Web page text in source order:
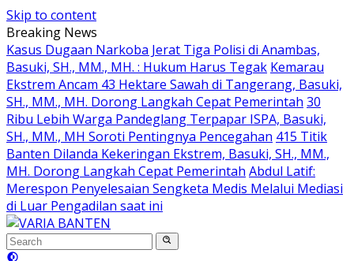
Skip to content
Breaking News
Kasus Dugaan Narkoba Jerat Tiga Polisi di Anambas,
Basuki, SH., MM., MH. : Hukum Harus Tegak Kemarau
Ekstrem Ancam 43 Hektare Sawah di Tangerang, Basuki,
SH., MM., MH. Dorong Langkah Cepat Pemerintah 30
Ribu Lebih Warga Pandeglang Terpapar ISPA, Basuki,
SH., MM., MH Soroti Pentingnya Pencegahan 415 Titik
Banten Dilanda Kekeringan Ekstrem, Basuki, SH., MM.,
MH. Dorong Langkah Cepat Pemerintah Abdul Latif:
Merespon Penyelesaian Sengketa Medis Melalui Mediasi
di Luar Pengadilan saat ini